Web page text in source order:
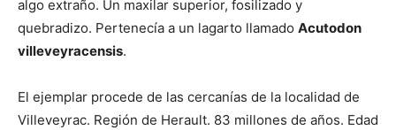
algo extraño. Un maxilar superior, fosilizado y
quebradizo. Pertenecía a un lagarto llamado Acutodon
villeveyracensis.
El ejemplar procede de las cercanías de la localidad de
Villeveyrac. Región de Herault. 83 millones de años. Edad